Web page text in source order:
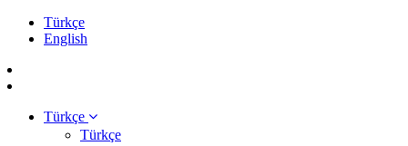
Türkçe
English
Türkçe
Türkçe